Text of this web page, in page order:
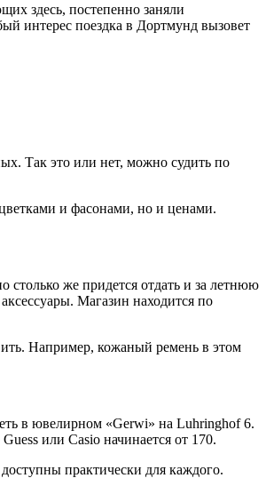
здесь, постепенно заняли
интерес поездка в Дортмунд вызовет
Так это или нет, можно судить по
и фасонами, но и ценами.
же придется отдать и за летнюю
Магазин находится по
Например, кожаный ремень в этом
в ювелирном «Gerwi» на Luhringhof 6.
или Casio начинается от 170.
практически для каждого.